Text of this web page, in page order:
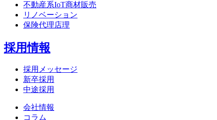
不動産系IoT商材販売
リノベーション
保険代理店理
採用情報
採用メッセージ
新卒採用
中途採用
会社情報
コラム